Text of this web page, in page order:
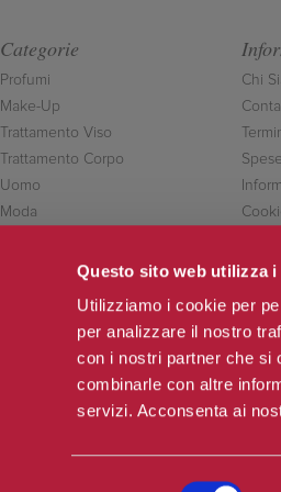
Questo sito web utilizza i
Utilizziamo i cookie per
per analizzare il nostro
con i nostri partner che si
combinarle con altre
servizi. Acconsenta ai
Categorie
Profumi
Make-Up
Trattamento Viso
Trattamento Corpo
Uomo
Moda
Chi